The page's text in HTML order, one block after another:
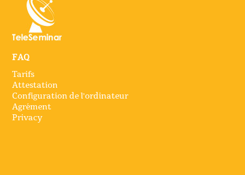
FAQ
Tarifs
Attestation
Configuration de l'ordinateur
Agrément
Privacy